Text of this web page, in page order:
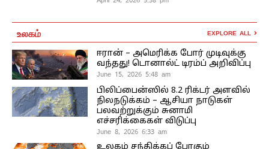
உலகம் EXPLORE ALL
ஈரான் – அமெரிக்க போர் முடிவுக்கு
வந்தது! டொனால்ட் டிரம்ப் அறிவிப்பு
June 15, 2026 5:48 am
பிலிப்பைன்ஸில் 8.2 ரிக்டர் அளவில்
நிலநடுக்கம் – ஆசியா நாடுகள்
பலவற்றுக்கும் சுனாமி
எச்சரிக்கைகள் விடுப்பு
June 8, 2026 6:33 am
உலகம் சந்திக்கப் போகும்